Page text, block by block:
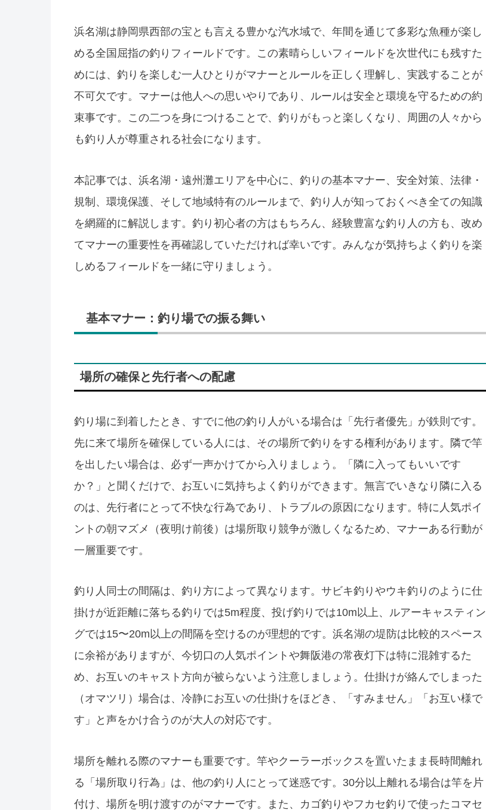
浜名湖は静岡県西部の宝とも言える豊かな汽水域で、年間を通じて多彩な魚種が楽し
める全国屈指の釣りフィールドです。この素晴らしいフィールドを次世代にも残すた
めには、釣りを楽しむ一人ひとりがマナーとルールを正しく理解し、実践することが
不可欠です。マナーは他人への思いやりであり、ルールは安全と環境を守るための約
束事です。この二つを身につけることで、釣りがもっと楽しくなり、周囲の人々から
も釣り人が尊重される社会になります。
本記事では、浜名湖・遠州灘エリアを中心に、釣りの基本マナー、安全対策、法律・
規制、環境保護、そして地域特有のルールまで、釣り人が知っておくべき全ての知識
を網羅的に解説します。釣り初心者の方はもちろん、経験豊富な釣り人の方も、改め
てマナーの重要性を再確認していただければ幸いです。みんなが気持ちよく釣りを楽
しめるフィールドを一緒に守りましょう。
基本マナー：釣り場での振る舞い
場所の確保と先行者への配慮
釣り場に到着したとき、すでに他の釣り人がいる場合は「先行者優先」が鉄則です。
先に来て場所を確保している人には、その場所で釣りをする権利があります。隣で竿
を出したい場合は、必ず一声かけてから入りましょう。「隣に入ってもいいです
か？」と聞くだけで、お互いに気持ちよく釣りができます。無言でいきなり隣に入る
のは、先行者にとって不快な行為であり、トラブルの原因になります。特に人気ポイ
ントの朝マズメ（夜明け前後）は場所取り競争が激しくなるため、マナーある行動が
一層重要です。
釣り人同士の間隔は、釣り方によって異なります。サビキ釣りやウキ釣りのように仕
掛けが近距離に落ちる釣りでは5m程度、投げ釣りでは10m以上、ルアーキャスティン
グでは15〜20m以上の間隔を空けるのが理想的です。浜名湖の堤防は比較的スペース
に余裕がありますが、今切口の人気ポイントや舞阪港の常夜灯下は特に混雑するた
め、お互いのキャスト方向が被らないよう注意しましょう。仕掛けが絡んでしまった
（オマツリ）場合は、冷静にお互いの仕掛けをほどき、「すみません」「お互い様で
す」と声をかけ合うのが大人の対応です。
場所を離れる際のマナーも重要です。竿やクーラーボックスを置いたまま長時間離れ
る「場所取り行為」は、他の釣り人にとって迷惑です。30分以上離れる場合は竿を片
付け、場所を明け渡すのがマナーです。また、カゴ釣りやフカセ釣りで使ったコマセ